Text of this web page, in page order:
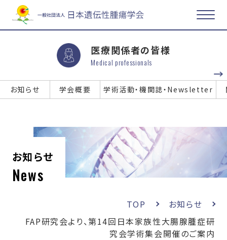
医療関係者の皆様
Medical professionals
お知らせ 学会概要 学術活動・機関誌・Newsletter
お知らせ
News
TOP
お知らせ
FAP研究会より、第14回日本家族性大腸腺腫症研
究会学術集会開催のご案内